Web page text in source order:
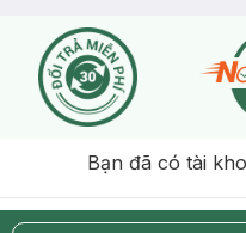
Bạn đã có tài